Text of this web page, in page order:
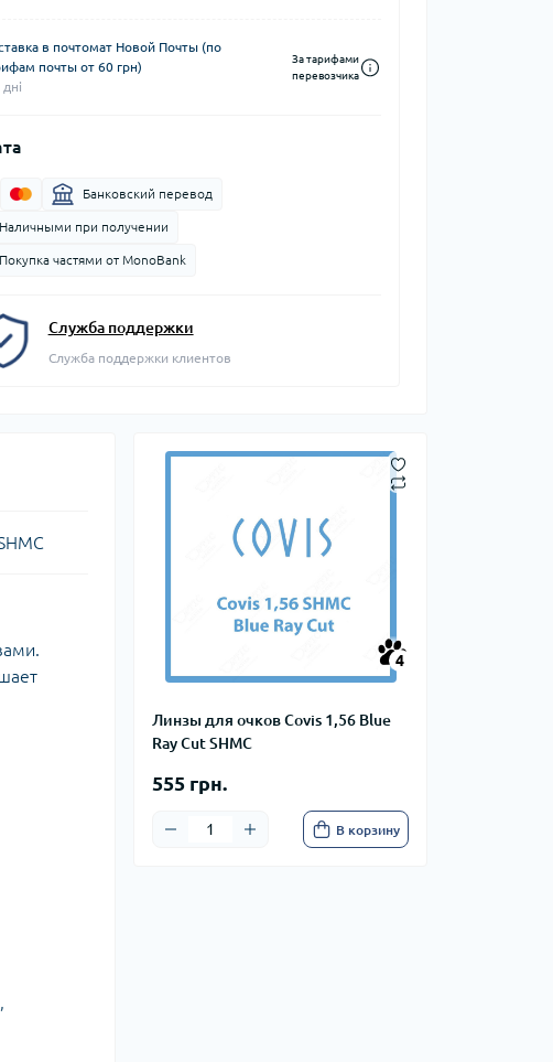
в почтомат Новой Почты (по
почты от 60 грн)
За тарифами
перевозчика
Банковский перевод
Наличными при получении
Покупка частями от MonoBank
Служба поддержки
Служба поддержки клиентов
4
Линзы для очков Covis 1,56 Blue
Ray Cut SHMC
555 грн.
В корзину
,